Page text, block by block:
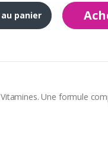
panier
Une formule